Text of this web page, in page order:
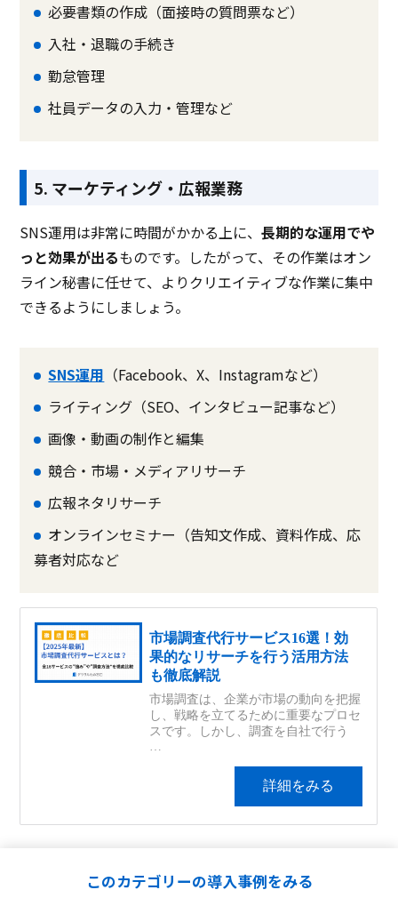
必要書類の作成（面接時の質問票など）
入社・退職の手続き
勤怠管理
社員データの入力・管理など
5. マーケティング・広報業務
SNS運用は非常に時間がかかる上に、長期的な運用でや
っと効果が出るものです。したがって、その作業はオン
ライン秘書に任せて、よりクリエイティブな作業に集中
できるようにしましょう。
SNS運用 （Facebook、X、Instagramなど）
ライティング（SEO、インタビュー記事など）
画像・動画の制作と編集
競合・市場・メディアリサーチ
広報ネタリサーチ
オンラインセミナー（告知文作成、資料作成、応
募者対応など
6. ECサイト運用
このカテゴリーの導入事例をみる